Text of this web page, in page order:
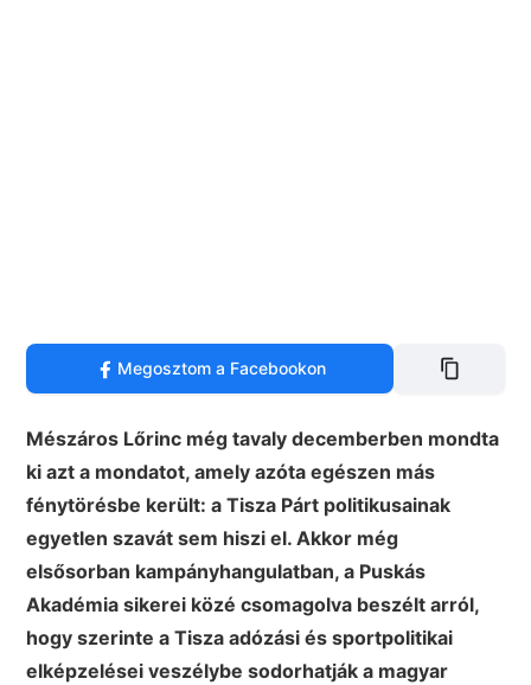
Megosztom a Facebookon
Mészáros Lőrinc még tavaly decemberben mondta
ki azt a mondatot, amely azóta egészen más
fénytörésbe került: a Tisza Párt politikusainak
egyetlen szavát sem hiszi el. Akkor még
elsősorban kampányhangulatban, a Puskás
Akadémia sikerei közé csomagolva beszélt arról,
hogy szerinte a Tisza adózási és sportpolitikai
elképzelései veszélybe sodorhatják a magyar